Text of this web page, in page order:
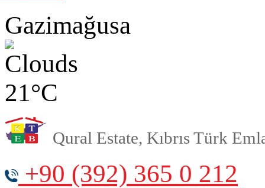
Gazimağusa
21°C
Qural Estate, Kıbrıs Türk
+90 (392) 365 0 212